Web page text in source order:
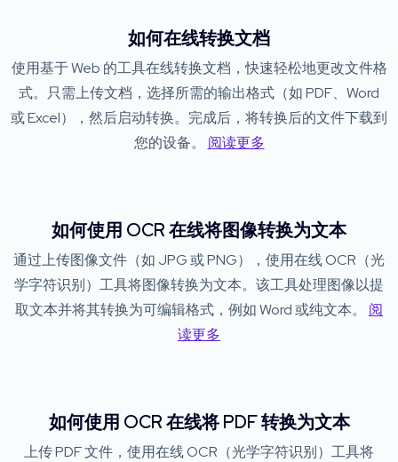
如何在线转换文档
使用基于 Web 的工具在线转换文档，快速轻松地更改文件格
式。只需上传文档，选择所需的输出格式（如 PDF、Word
或 Excel），然后启动转换。完成后，将转换后的文件下载到
您的设备。 阅读更多
如何使用 OCR 在线将图像转换为文本
通过上传图像文件（如 JPG 或 PNG），使用在线 OCR（光
学字符识别）工具将图像转换为文本。该工具处理图像以提
取文本并将其转换为可编辑格式，例如 Word 或纯文本。 阅
读更多
如何使用 OCR 在线将 PDF 转换为文本
上传 PDF 文件，使用在线 OCR（光学字符识别）工具将